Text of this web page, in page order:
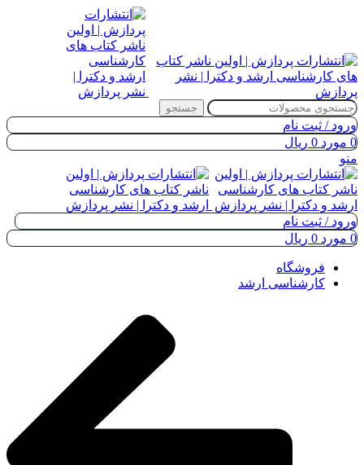
جستجو
ورود / ثبت نام
0 مورد 0 ریال
منو
ورود / ثبت نام
0 مورد 0 ریال
فروشگاه
کارشناسی ارشد